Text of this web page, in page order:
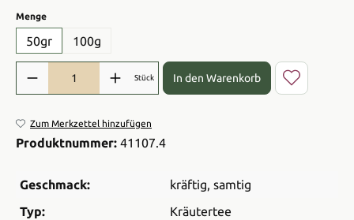
Mengeauswählen
50gr 100g
Produkt Anzahl: Gib den gewünschten Wert ein oder benutze die
Stück In den Warenkorb
Zum Merkzettel hinzufügen
Produktnummer: 41107.4
Geschmack: kräftig, samtig
Typ:
Kräutertee